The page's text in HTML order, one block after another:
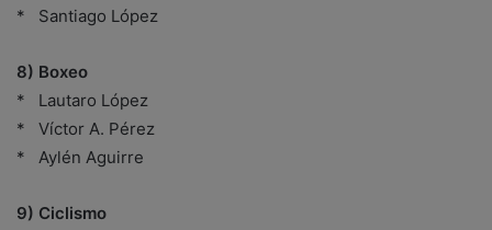
* Santiago López
8) Boxeo
* Lautaro López
* Víctor A. Pérez
* Aylén Aguirre
9) Ciclismo